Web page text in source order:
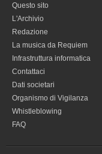
Questo sito
L'Archivio
Redazione
La musica da Requiem
Infrastruttura informatica
Contattaci
Dati societari
Organismo di Vigilanza
Whistleblowing
FAQ